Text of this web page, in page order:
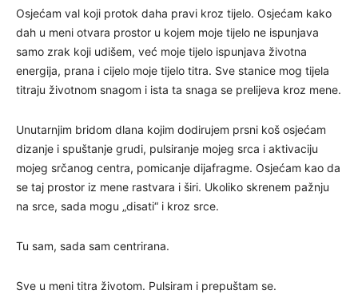
Osjećam val koji protok daha pravi kroz tijelo. Osjećam kako
dah u meni otvara prostor u kojem moje tijelo ne ispunjava
samo zrak koji udišem, već moje tijelo ispunjava životna
energija, prana i cijelo moje tijelo titra. Sve stanice mog tijela
titraju životnom snagom i ista ta snaga se prelijeva kroz mene.
Unutarnjim bridom dlana kojim dodirujem prsni koš osjećam
dizanje i spuštanje grudi, pulsiranje mojeg srca i aktivaciju
mojeg srčanog centra, pomicanje dijafragme. Osjećam kao da
se taj prostor iz mene rastvara i širi. Ukoliko skrenem pažnju
na srce, sada mogu „disati“ i kroz srce.
Tu sam, sada sam centrirana.
Sve u meni titra životom. Pulsiram i prepuštam se.